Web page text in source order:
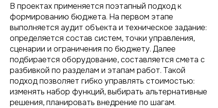
В проектах применяется поэтапный подход к
формированию бюджета. На первом этапе
выполняется аудит объекта и техническое задание:
определяется состав систем, точки управления,
сценарии и ограничения по бюджету. Далее
подбирается оборудование, составляется смета с
разбивкой по разделам и этапам работ. Такой
подход позволяет гибко управлять стоимостью:
изменять набор функций, выбирать альтернативные
решения, планировать внедрение по шагам.